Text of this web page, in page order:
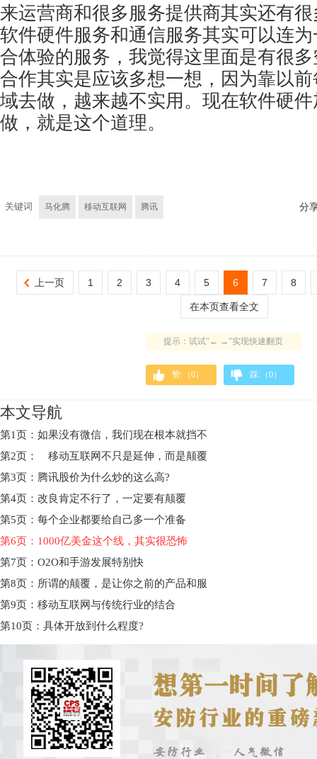
来运营商和很多服务提供商其实还有
软件硬件服务和通信服务其实可以连
合体验的服务，我觉得这里面是有很
合作其实是应该多想一想，因为靠以
域去做，越来越不实用。现在软件硬
做，就是这个道理。
关键词 马化腾 移动互联网 腾讯 分
上一页 1 2 3 4 5 6 7 8
在本页查看全文
提示：试试"← →"实现快速翻页
赞:（0） 踩:（0）
本文导航
第1页：如果没有微信，我们现在根本就挡不
第2页： 移动互联网不只是延伸，而是颠覆
第3页：腾讯股价为什么炒的这么高?
第4页：改良肯定不行了，一定要有颠覆
第5页：每个企业都要给自己多一个准备
第6页：1000亿美金这个线，其实很恐怖
第7页：O2O和手游发展特别快
第8页：所谓的颠覆，是让你之前的产品和服
第9页：移动互联网与传统行业的结合
第10页：具体开放到什么程度?